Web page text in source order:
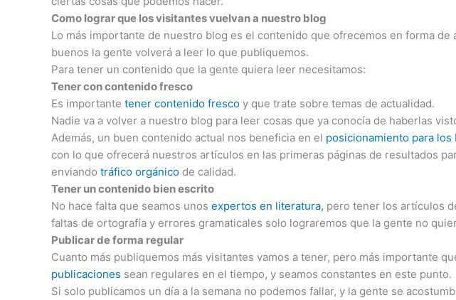
Como lograr que los visitantes vuelvan a nuestro blog
Lo más importante de nuestro blog es el contenido que ofrecemos en forma de
buenos la gente volverá a leer lo que publiquemos.
Para tener un contenido que la gente quiera leer necesitamos:
Tener con contenido fresco
Es importante tener contenido fresco y que trate sobre temas de actualidad.
Nadie va a volver a nuestro blog para leer cosas que ya conocía de haberlas
Además, un buen contenido actual nos beneficia en el posicionamiento para los
con lo que ofrecerá nuestros artículos en las primeras páginas de resultados
enviando tráfico orgánico de calidad.
Tener un contenido bien escrito
No hace falta que seamos unos expertos en literatura, pero tener los artículos
faltas de ortografía y errores gramaticales solo lograremos que la gente no
Publicar de forma regular
Cuanto más publiquemos más visitantes vamos a tener, pero más importante
publicaciones sean regulares en el tiempo, y seamos constantes en este punto.
Si solo publicamos un día a la semana no podemos fallar, y la gente se